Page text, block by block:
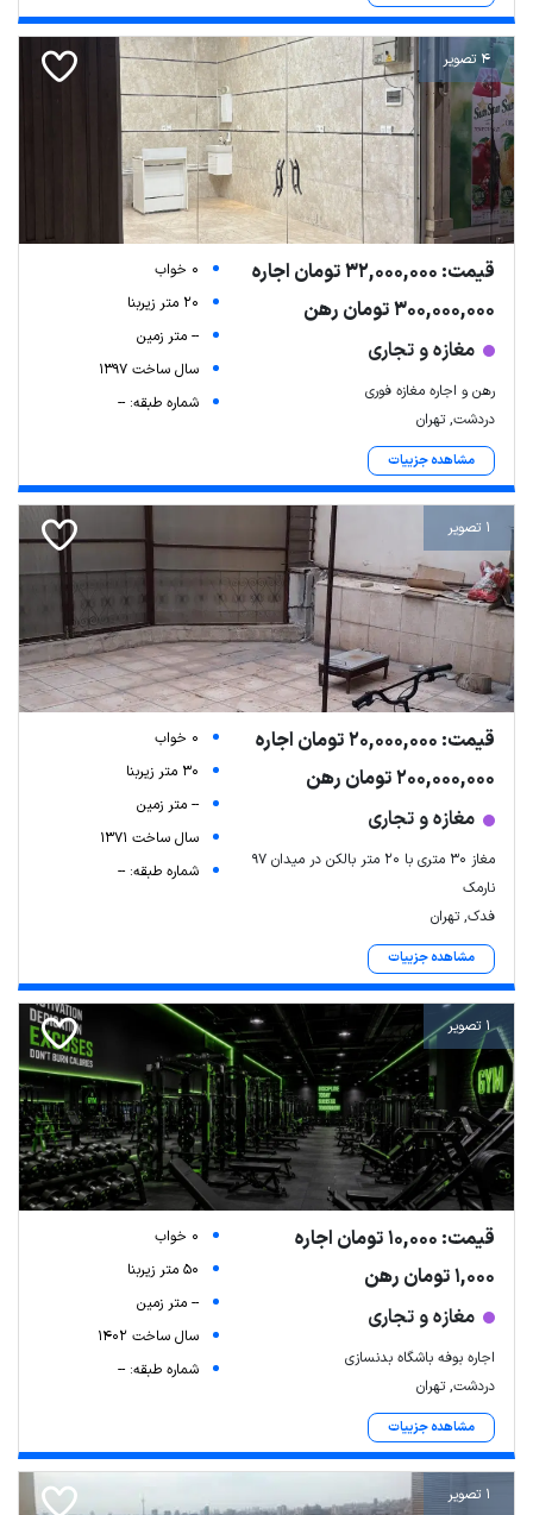
4 تصویر
قیمت: 32,000,000 تومان اجاره
300,000,000 تومان رهن
مغازه و تجاری
رهن و اجاره مغازه فوری
دردشت, تهران
مشاهده جزییات
0 خواب
20 متر زیربنا
-- متر زمین
سال ساخت 1397
شماره طبقه: --
1 تصویر
قیمت: 20,000,000 تومان اجاره
200,000,000 تومان رهن
مغازه و تجاری
مغاز 30 متری با 20 متر بالکن در میدان 97
نارمک
فدک, تهران
مشاهده جزییات
0 خواب
30 متر زیربنا
-- متر زمین
سال ساخت 1371
شماره طبقه: --
1 تصویر
قیمت: 10,000 تومان اجاره
1,000 تومان رهن
مغازه و تجاری
اجاره بوفه باشگاه بدنسازی
دردشت, تهران
مشاهده جزییات
0 خواب
50 متر زیربنا
-- متر زمین
سال ساخت 1402
شماره طبقه: --
1 تصویر